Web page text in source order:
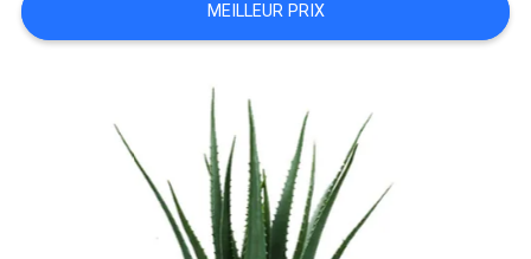
LES
DEMANDEZ
MEILLEUR PRIX